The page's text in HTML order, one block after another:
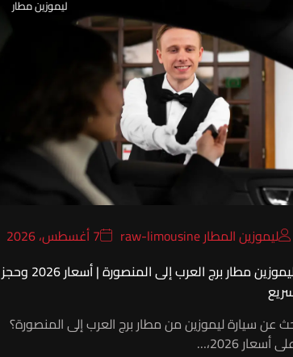
ليموزين مطار
ليموزين المطار raw-limousine
7 أغسطس، 2026
ليموزين مطار برج العرب إلى المنصورة | أسعار 2026 وحجز
عن سيارة ليموزين من مطار برج العرب إلى المنصورة؟
2026،…